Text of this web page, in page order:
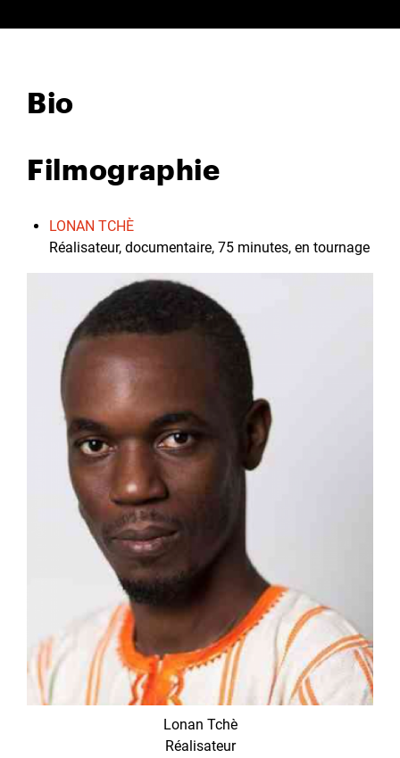
Bio
Filmographie
LONAN TCHÈ
Réalisateur, documentaire, 75 minutes, en tournage
Lonan Tchè
Réalisateur